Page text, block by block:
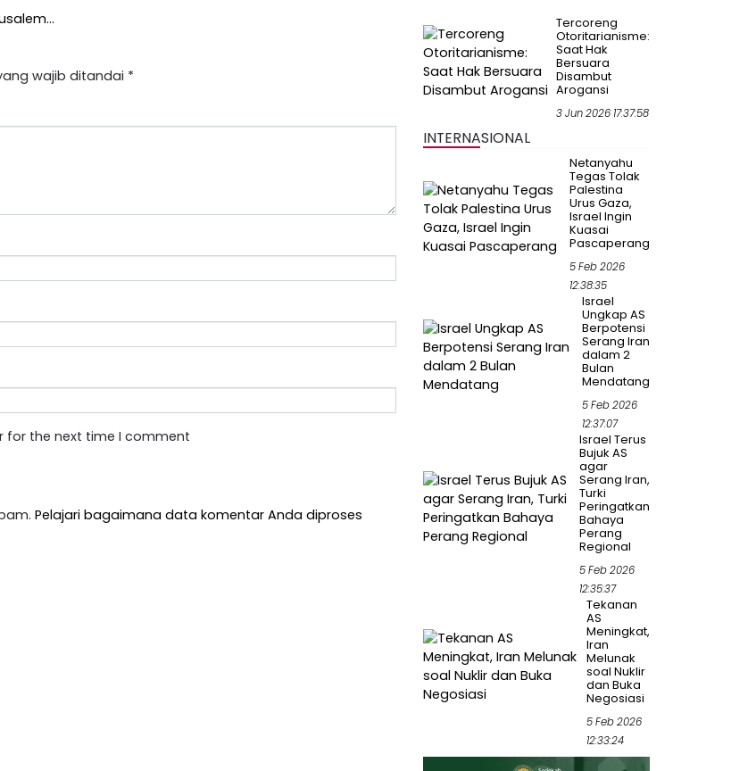
wajib ditandai *
for the next time I comment
Pelajari bagaimana data komentar Anda diproses
Tercoreng
Otoritarianisme:
Saat Hak
Bersuara
Disambut
Arogansi
3 Jun 2026 17:37:58
INTERNASIONAL
Netanyahu
Tegas Tolak
Palestina
Urus Gaza,
Israel Ingin
Kuasai
Pascaperang
5 Feb 2026
12:38:35
Israel
Ungkap AS
Berpotensi
Serang Iran
dalam 2
Bulan
Mendatang
5 Feb 2026
12:37:07
Israel Terus
Bujuk AS
agar
Serang Iran,
Turki
Peringatkan
Bahaya
Perang
Regional
5 Feb 2026
12:35:37
Tekanan
AS
Meningkat,
Iran
Melunak
soal Nuklir
dan Buka
Negosiasi
5 Feb 2026
12:33:24